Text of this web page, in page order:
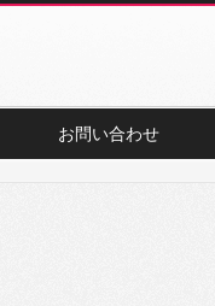
お問い合わせ